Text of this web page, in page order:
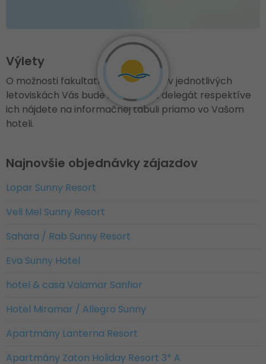
Výlety
O možnosti fakultatívnych výletov v jednotlivých
letoviskách Vás bude informovať delegát respektíve
ich nájdete na informačnej tabuli priamo vo Vašom
hoteli.
Najnovšie objednávky zájazdov
Lopar Sunny Resort
Veli Mel Sunny Resort
Sahara / Rab Sunny Resort
Eva Sunny Hotel
hotel & casa Valamar Sanfior
Hotel Miramar / Allegro Sunny
Apartmány Lanterna Resort
Apartmány Zaton Holiday Resort 3* A